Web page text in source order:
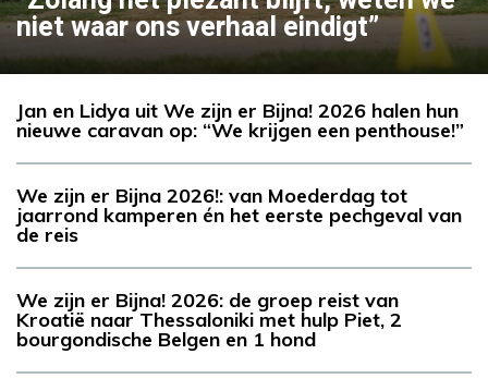
niet waar ons verhaal eindigt”
Jan en Lidya uit We zijn er Bijna! 2026 halen hun
nieuwe caravan op: “We krijgen een penthouse!”
We zijn er Bijna 2026!: van Moederdag tot
jaarrond kamperen én het eerste pechgeval van
de reis
We zijn er Bijna! 2026: de groep reist van
Kroatië naar Thessaloniki met hulp Piet, 2
bourgondische Belgen en 1 hond